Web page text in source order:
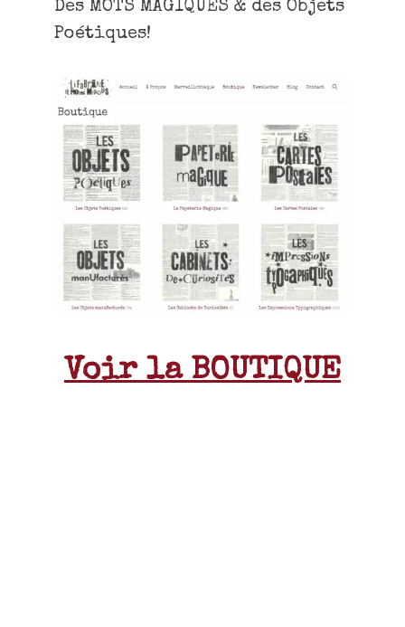
Des MOTS MAGIQUES & des Objets
Poétiques!
Voir la BOUTIQUE